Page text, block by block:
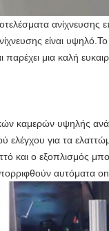
ανίχνευσης
είναι
παρέχει μια καλή
καμερών υψηλής
ελέγχου για τα
και ο εξοπλισμός
αυτόματα